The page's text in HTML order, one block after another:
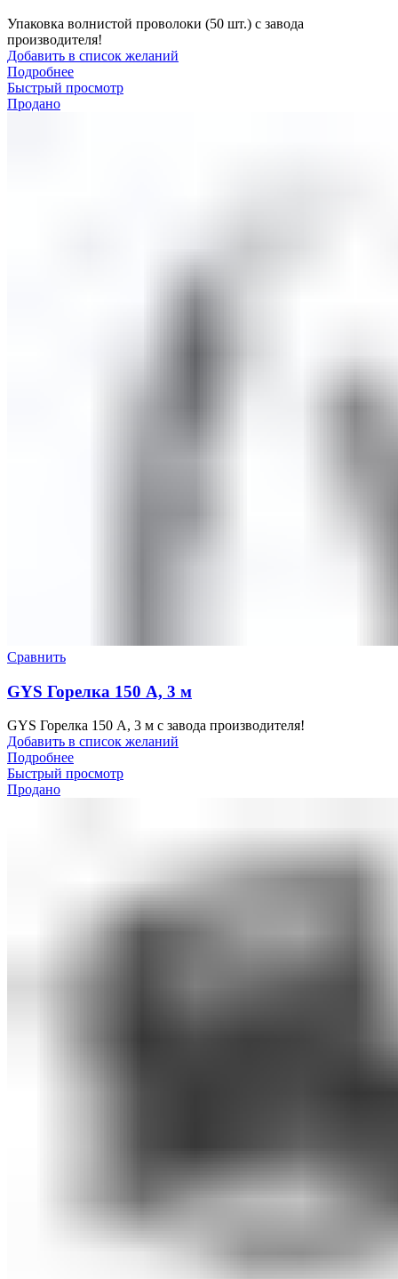
Упаковка волнистой проволоки (50 шт.) с завода
производителя!
Добавить в список желаний
Подробнее
Быстрый просмотр
Продано
Сравнить
GYS Горелка 150 A, 3 м
GYS Горелка 150 A, 3 м с завода производителя!
Добавить в список желаний
Подробнее
Быстрый просмотр
Продано